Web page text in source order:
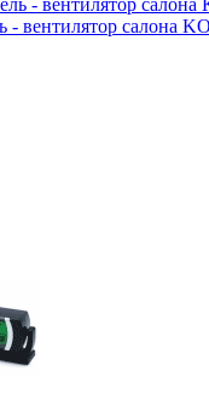
- вентилятор салона